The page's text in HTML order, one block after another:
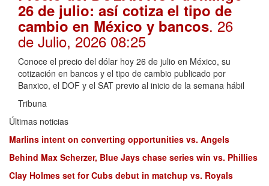
26 de julio: así cotiza el tipo de
cambio en México y bancos. 26
de Julio, 2026 08:25
Conoce el precio del dólar hoy 26 de julio en México, su
cotización en bancos y el tipo de cambio publicado por
Banxico, el DOF y el SAT previo al inicio de la semana hábil
Tribuna
Últimas noticias
Marlins intent on converting opportunities vs. Angels
Behind Max Scherzer, Blue Jays chase series win vs. Phillies
Clay Holmes set for Cubs debut in matchup vs. Royals